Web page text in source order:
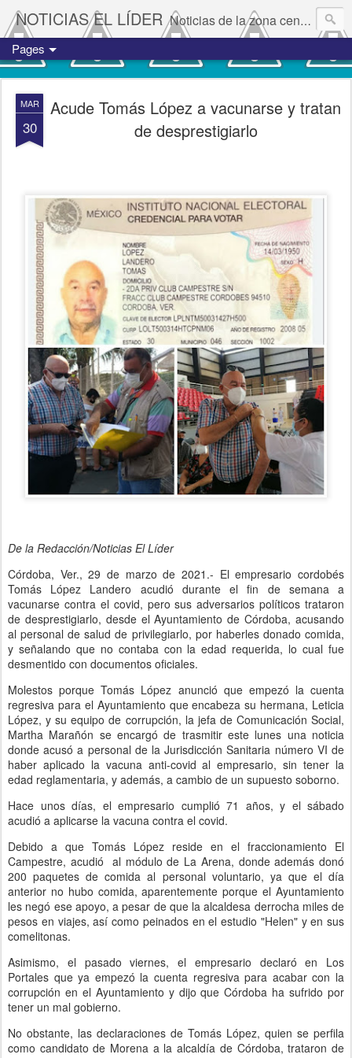
NOTICIAS EL LÍDER Noticias de la zona centro del estado de Veracruz.
Pages
MAR
30
Acude Tomás López a vacunarse y tratan
de desprestigiarlo
De la Redacción/Noticias El Líder
Córdoba, Ver., 29 de marzo de 2021.- El empresario cordobés
Tomás López Landero acudió durante el fin de semana a
vacunarse contra el covid, pero sus adversarios políticos trataron
de desprestigiarlo, desde el Ayuntamiento de Córdoba, acusando
al personal de salud de privilegiarlo, por haberles donado comida,
y señalando que no contaba con la edad requerida, lo cual fue
desmentido con documentos oficiales.
Molestos porque Tomás López anunció que empezó la cuenta
regresiva para el Ayuntamiento que encabeza su hermana, Leticia
López, y su equipo de corrupción, la jefa de Comunicación Social,
Martha Marañón se encargó de trasmitir este lunes una noticia
donde acusó a personal de la Jurisdicción Sanitaria número VI de
haber aplicado la vacuna anti-covid al empresario, sin tener la
edad reglamentaria, y además, a cambio de un supuesto soborno.
Hace unos días, el empresario cumplió 71 años, y el sábado
acudió a aplicarse la vacuna contra el covid.
Debido a que Tomás López reside en el fraccionamiento El
Campestre, acudió al módulo de La Arena, donde además donó
200 paquetes de comida al personal voluntario, ya que el día
anterior no hubo comida, aparentemente porque el Ayuntamiento
les negó ese apoyo, a pesar de que la alcaldesa derrocha miles de
pesos en viajes, así como peinados en el estudio "Helen" y en sus
comelitonas.
Asimismo, el pasado viernes, el empresario declaró en Los
Portales que ya empezó la cuenta regresiva para acabar con la
corrupción en el Ayuntamiento y dijo que Córdoba ha sufrido por
tener un mal gobierno.
No obstante, las declaraciones de Tomás López, quien se perfila
como candidato de Morena a la alcaldía de Córdoba, trataron de